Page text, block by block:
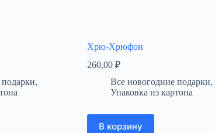
,
Хрю-Хрюфон
260,00 ₽
Все новогодние подарки,
Упаковка из картона
В корзину